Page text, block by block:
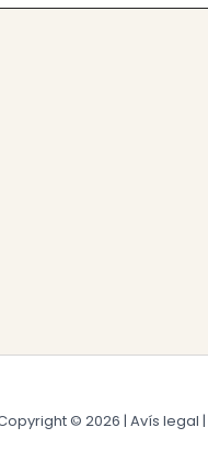
© 2026 | Avís legal |